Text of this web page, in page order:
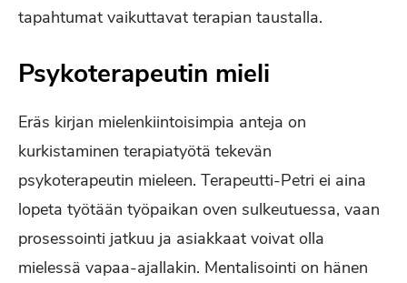
tapahtumat vaikuttavat terapian taustalla.
Psykoterapeutin mieli
Eräs kirjan mielenkiintoisimpia anteja on
kurkistaminen terapiatyötä tekevän
psykoterapeutin mieleen. Terapeutti-Petri ei aina
lopeta työtään työpaikan oven sulkeutuessa, vaan
prosessointi jatkuu ja asiakkaat voivat olla
mielessä vapaa-ajallakin. Mentalisointi on hänen